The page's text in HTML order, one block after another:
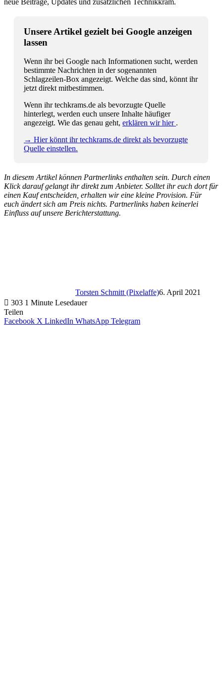
Unsere Artikel gezielt bei Google anzeigen
lassen
Wenn ihr bei Google nach Informationen sucht, werden
bestimmte Nachrichten in der sogenannten
Schlagzeilen-Box angezeigt. Welche das sind, könnt ihr
jetzt direkt mitbestimmen.
Wenn ihr techkrams.de als bevorzugte Quelle
hinterlegt, werden euch unsere Inhalte häufiger
angezeigt. Wie das genau geht, erklären wir hier .
→ Hier könnt ihr techkrams.de direkt als bevorzugte
Quelle einstellen.
In diesem Artikel können Partnerlinks enthalten sein. Durch einen
Klick darauf gelangt ihr direkt zum Anbieter. Solltet ihr euch dort für
einen Kauf entscheiden, erhalten wir eine kleine Provision. Für
euch ändert sich am Preis nichts. Partnerlinks haben keinerlei
Einfluss auf unsere Berichterstattung.
Torsten Schmitt (Pixelaffe)6. April 2021
303 1 Minute Lesedauer
Teilen
Facebook X LinkedIn WhatsApp Telegram